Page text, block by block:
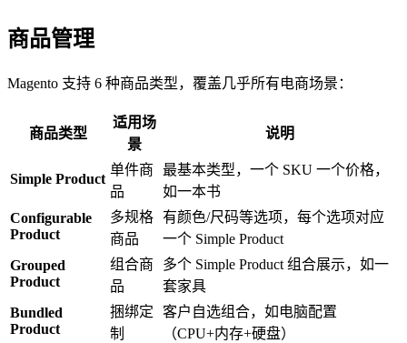
商品管理
Magento 支持 6 种商品类型，覆盖几乎所有电商场景：
商品类型
适用场
景
说明
Simple Product
单件商
品
最基本类型，一个 SKU 一个价格，
如一本书
Configurable
Product
多规格
商品
有颜色/尺码等选项，每个选项对应
一个 Simple Product
Grouped
Product
组合商
品
多个 Simple Product 组合展示，如一
套家具
Bundled
Product
捆绑定
制
客户自选组合，如电脑配置
（CPU+内存+硬盘）